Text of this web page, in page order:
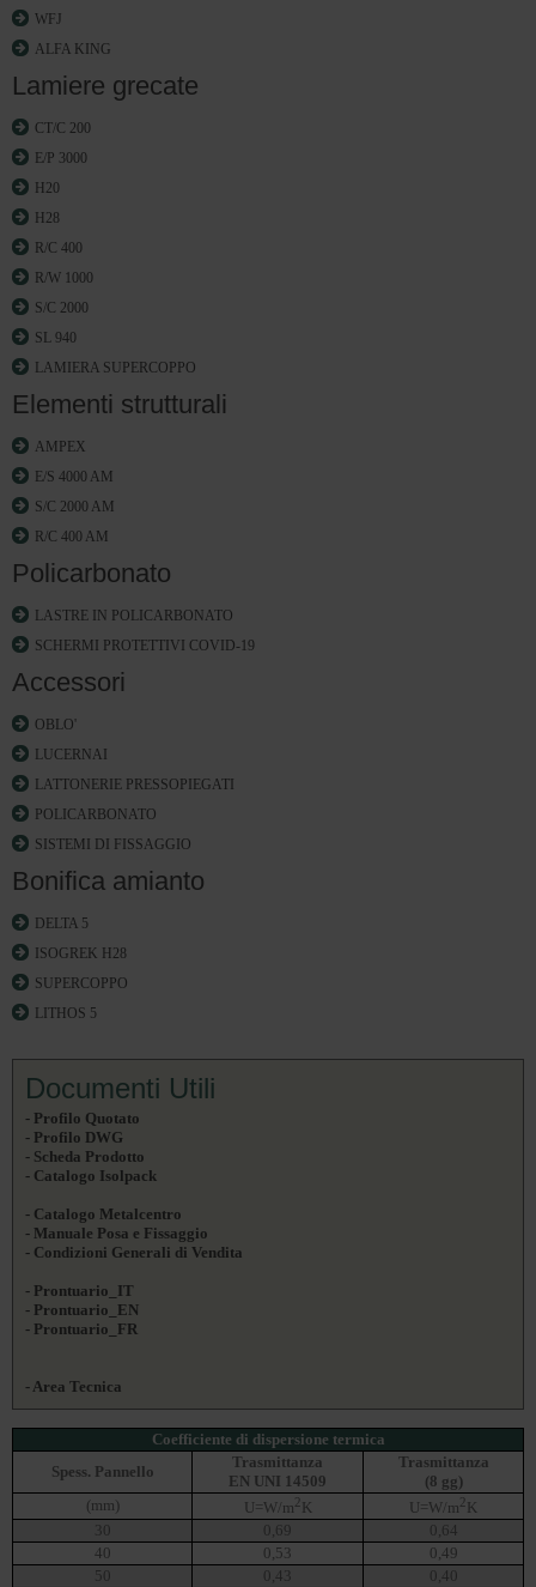
WFJ
ALFA KING
Lamiere grecate
CT/C 200
E/P 3000
H20
H28
R/C 400
R/W 1000
S/C 2000
SL 940
LAMIERA SUPERCOPPO
Elementi strutturali
AMPEX
E/S 4000 AM
S/C 2000 AM
R/C 400 AM
Policarbonato
LASTRE IN POLICARBONATO
SCHERMI PROTETTIVI COVID-19
Accessori
OBLO'
LUCERNAI
LATTONERIE PRESSOPIEGATI
POLICARBONATO
SISTEMI DI FISSAGGIO
Bonifica amianto
DELTA 5
ISOGREK H28
SUPERCOPPO
LITHOS 5
Documenti Utili
- Profilo Quotato
- Profilo DWG
- Scheda Prodotto
- Catalogo Isolpack
- Catalogo Metalcentro
- Manuale Posa e Fissaggio
- Condizioni Generali di Vendita
- Prontuario_IT
- Prontuario_EN
- Prontuario_FR
- Area Tecnica
Coefficiente di dispersione termica
Spess. Pannello
Trasmittanza
EN UNI 14509
Trasmittanza
(8 gg)
(mm)
U=W/m2 K U=W/m2 K
30
0,69
0,64
40
0,53
0,49
50
0,43 0,40